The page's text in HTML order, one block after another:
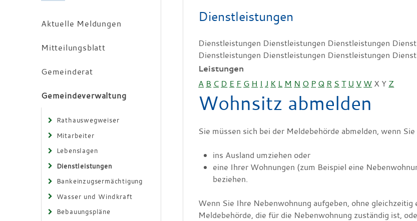
Aktuelle Meldungen
Mitteilungsblatt
Gemeinderat
Gemeindeverwaltung
Rathauswegweiser
Mitarbeiter
Lebenslagen
Dienstleistungen
Bankeinzugsermächtigung
Wasser und Windkraft
Bebauungspläne
Dienstleistungen
Dienstleistungen Dienstleistungen Dienstleistungen
Dienstleistungen Dienstleistungen Dienstleistungen
Leistungen
A B C D E F G H I J K L M N O P Q R S T U V W X Y Z
Wohnsitz abmelden
Sie müssen sich bei der Meldebehörde abmelden, wenn Sie
ins Ausland umziehen oder
eine Ihrer Wohnungen (zum Beispiel eine
beziehen.
Wenn Sie Ihre Nebenwohnung aufgeben, ohne
Meldebehörde, die für die Nebenwohnung zuständig ist,